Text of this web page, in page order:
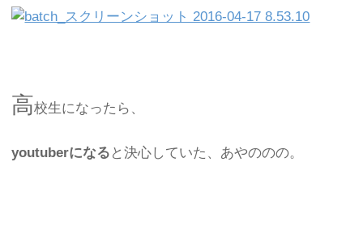
高校生になったら、
youtuberになる と決心していた、あやののの。